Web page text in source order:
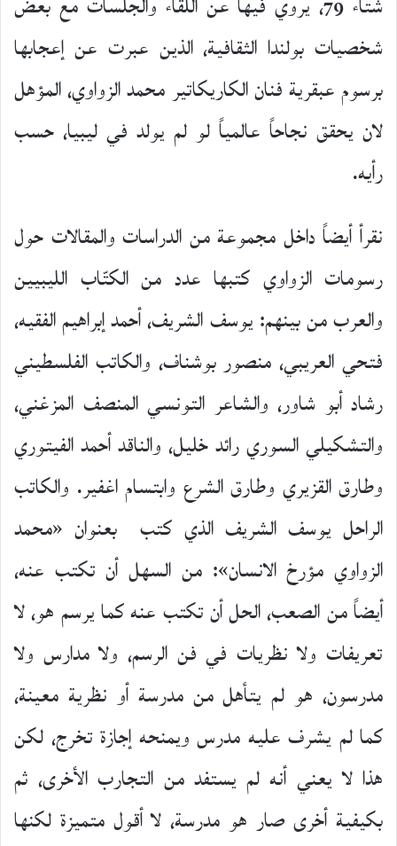
شخصيات بولندا الثقافية، الذين عبرت عن إعجابها
برسوم عبقرية فنان الكاريكاتير محمد الزواوي، المؤهل
لان يحقق نجاحاً عالمياً لو لم يولد في ليبيا، حسب
رأيه.
نقرأ أيضاً داخل مجموعة من الدراسات والمقالات حول
رسومات الزواوي كتبها عدد من الكتّاب الليبيين
والعرب من بينهم: يوسف الشريف، أحمد إبراهيم الفقيه،
فتحي العريبي، منصور بوشناف، والكاتب الفلسطيني
رشاد أبو شاور، والشاعر التونسي المنصف المزغني،
والتشكيلي السوري رائد خليل، والناقد أحمد الفيتوري
وطارق القزيري وطارق الشرع وابتسام اغفير. والكاتب
الراحل يوسف الشريف الذي كتب بعنوان «محمد
الزواوي مؤرخ الانسان»: من السهل أن تكتب عنه،
أيضاً من الصعب، الحل أن تكتب عنه كما يرسم هو، لا
تعريفات ولا نظريات في فن الرسم، ولا مدارس ولا
مدرسون، هو لم يتأهل من مدرسة أو نظرية معينة،
كما لم يشرف عليه مدرس ويمنحه إجازة تخرج، لكن
هذا لا يعني أنه لم يستفد من التجارب الأخرى، ثم
بكيفية أخرى صار هو مدرسة، لا أقول متميزة لكنها